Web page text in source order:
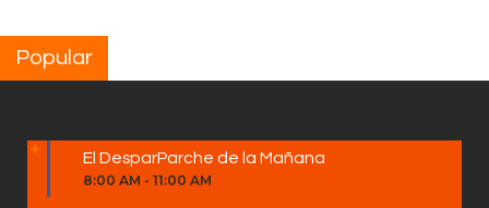
Popular
El DesparParche de la Mañana
8:00 AM - 11:00 AM